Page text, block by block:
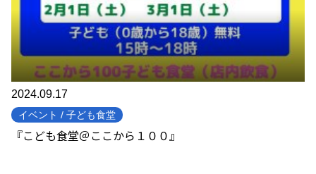
2024.09.17
イベント / 子ども食堂
『こども食堂＠ここから１００』